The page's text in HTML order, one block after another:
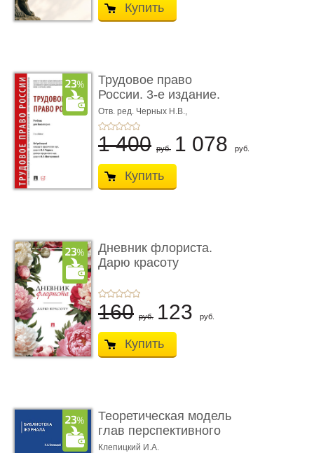
Купить
Трудовое право
России. 3-е издание.
Учебник для ...
Отв. ред. Черных Н.В.,
Шестерякова И.В.
1 400 руб. 1 078 руб.
Купить
Дневник флориста.
Дарю красоту
160 руб. 123 руб.
Купить
Теоретическая модель
глав перспективного
УК о ...
Клепицкий И.А.